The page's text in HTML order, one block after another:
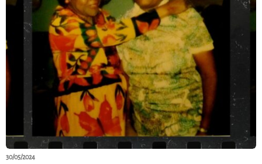
30/05/2024